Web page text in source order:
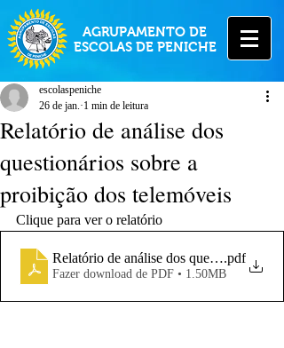
AGRUPAMENTO DE
ESCOLAS DE PENICHE
Relatório de análise dos
questionários sobre a
proibição dos telemóveis
escolaspeniche
26 de jan. 1 min de leitura
Clique para ver o relatório
Relatório de análise dos questionários
.pdf
Fazer download de PDF • 1.50MB